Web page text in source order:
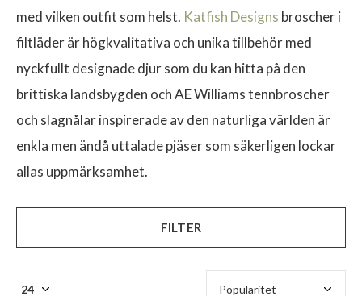
med vilken outfit som helst. Katfish Designs broscher i
filtläder är högkvalitativa och unika tillbehör med
nyckfullt designade djur som du kan hitta på den
brittiska landsbygden och AE Williams tennbroscher
och slagnålar inspirerade av den naturliga världen är
enkla men ändå uttalade pjäser som säkerligen lockar
allas uppmärksamhet.
FILTER